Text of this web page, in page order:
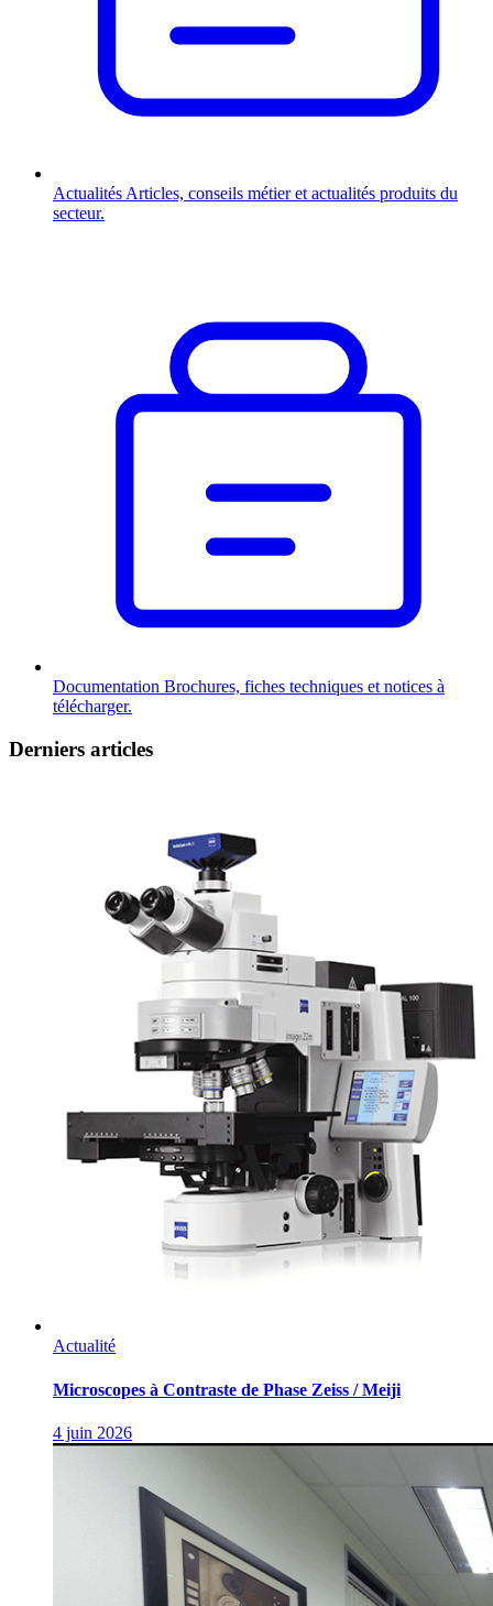
Actualités Articles, conseils métier et actualités produits du
secteur.
Documentation Brochures, fiches techniques et notices à
télécharger.
Derniers articles
Actualité
Microscopes à Contraste de Phase Zeiss / Meiji
4 juin 2026